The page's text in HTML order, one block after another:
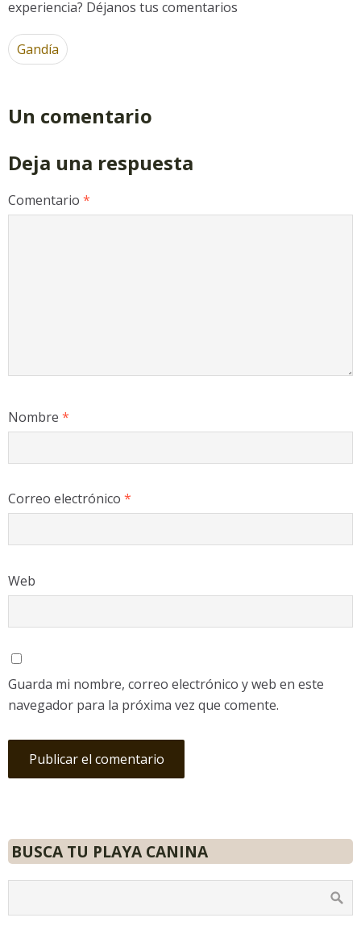
experiencia? Déjanos tus comentarios
Gandía
Un comentario
Deja una respuesta
Comentario *
Nombre *
Correo electrónico *
Web
Guarda mi nombre, correo electrónico y web en este
navegador para la próxima vez que comente.
BUSCA TU PLAYA CANINA